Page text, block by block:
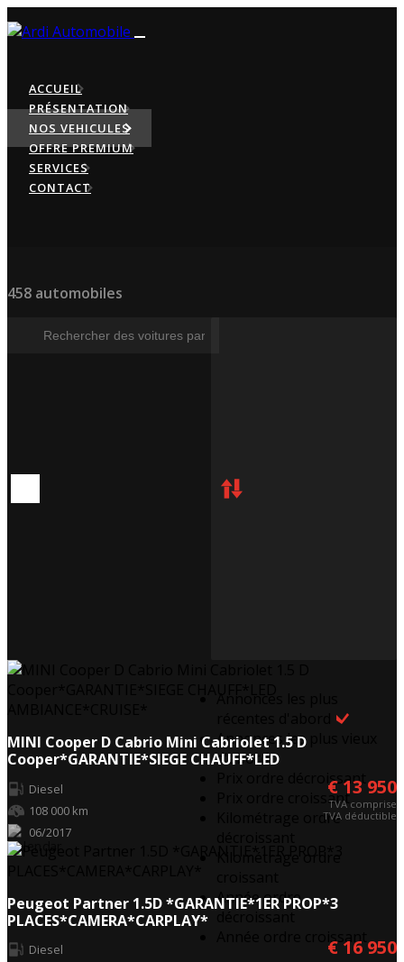
ACCUEIL
PRÉSENTATION
NOS VEHICULES
OFFRE PREMIUM
SERVICES
CONTACT
458 automobiles
Annonces les plus vieux
d'abord
Prix ordre décroissant
Prix ordre croissant
Kilométrage ordre
Année ordre
Année ordre croissant
MINI Cooper D Cabrio Mini Cabriolet 1.5 D
Cooper*GARANTIE*SIEGE CHAUFF*LED
Diesel
108 000 km
06/2017
€ 13 950
TVA comprise
TVA déductible
Peugeot Partner 1.5D *GARANTIE*1ER PROP*3
PLACES*CAMERA*CARPLAY*
Diesel
€ 16 950